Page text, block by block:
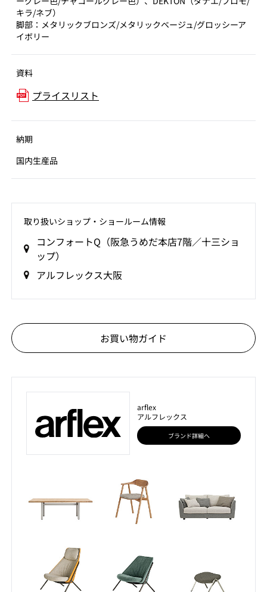
キラ/ネブ）
脚部：メタリックブロンズ/メタリックベージュ/グロッシーア
イボリー
資料
プライスリスト
納期
国内生産品
取り扱いショップ‧ショールーム情報
コンフォートQ（阪急うめだ本店7階／十三ショ
ップ）
アルフレックス大阪
お買い物ガイド
arflex
アルフレックス
ブランド詳細へ